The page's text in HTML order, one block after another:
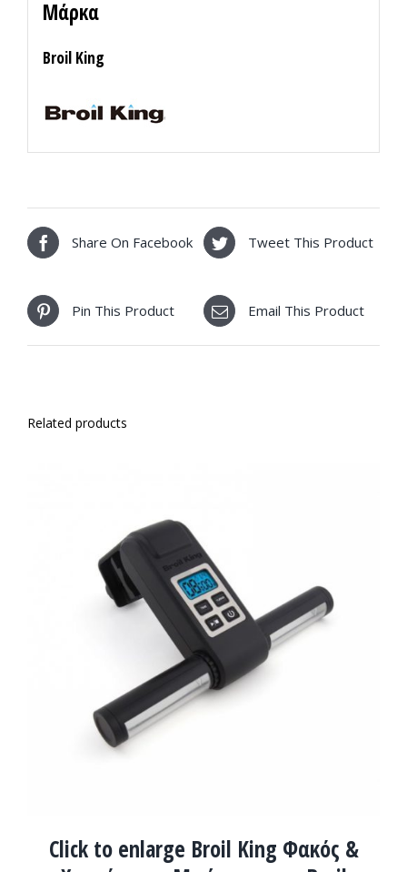
Μάρκα
Broil King
Share On Facebook Tweet This Product
Pin This Product Email This Product
Related products
ΛΕΠΤΟΜΈΡΕΙΕΣ
Click to enlarge Broil King Φακός &